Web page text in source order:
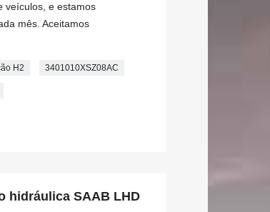
veículos, e estamos
mês. Aceitamos
H2 3401010XSZ08AC
hidráulica SAAB LHD